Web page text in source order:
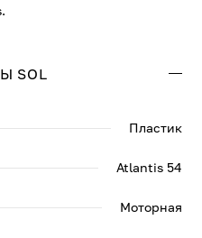
SOL
Пластик
Atlantis 54
Моторная